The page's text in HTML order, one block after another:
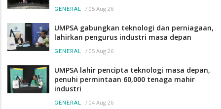
GENERAL / 05 Aug 26
UMPSA gabungkan teknologi dan perniagaan,
lahirkan pengurus industri masa depan
GENERAL / 05 Aug 26
UMPSA lahir pencipta teknologi masa depan,
penuhi permintaan 60,000 tenaga mahir
industri
GENERAL / 04 Aug 26